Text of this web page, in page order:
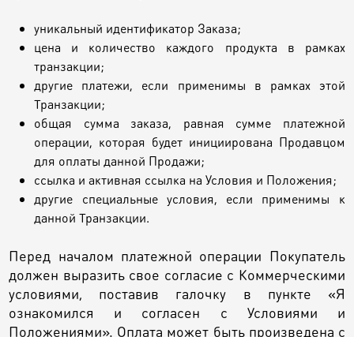
уникальный идентификатор Заказа;
цена и количество каждого продукта в рамках
транзакции;
другие платежи, если применимы в рамках этой
Транзакции;
общая сумма заказа, равная сумме платежной
операции, которая будет инициирована Продавцом
для оплаты данной Продажи;
ссылка и активная ссылка на Условия и Положения;
другие специальные условия, если применимы к
данной Транзакции.
Перед началом платежной операции Покупатель
должен выразить свое согласие с Коммерческими
условиями, поставив галочку в пункте «Я
ознакомился и согласен с Условиями и
Положениями». Оплата может быть произведена с